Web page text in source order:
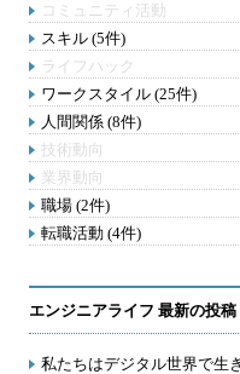
コミュニティ活動
スキル (5件)
ライフハック
ワークスタイル (25件)
人間関係 (8件)
技術動向
業界動向
職場 (2件)
転職活動 (4件)
エンジニアライフ 最新の投稿
私たちはデジタル世界で生